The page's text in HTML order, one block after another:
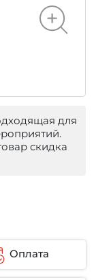
для
скидка
Оплата